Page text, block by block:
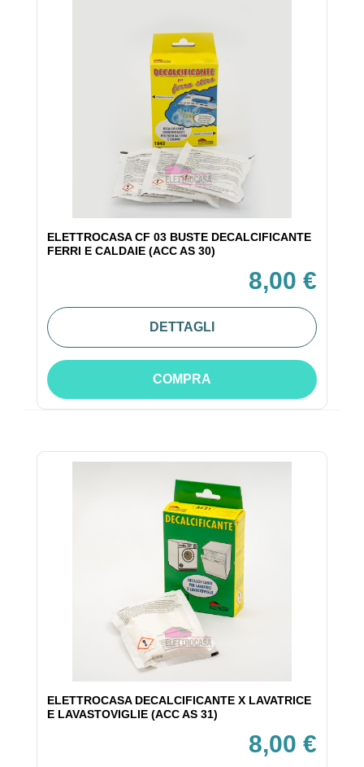
ELETTROCASA CF 03 BUSTE DECALCIFICANTE
FERRI E CALDAIE (ACC AS 30)
8,00 €
DETTAGLI
COMPRA
ELETTROCASA DECALCIFICANTE X LAVATRICE
E LAVASTOVIGLIE (ACC AS 31)
8,00 €